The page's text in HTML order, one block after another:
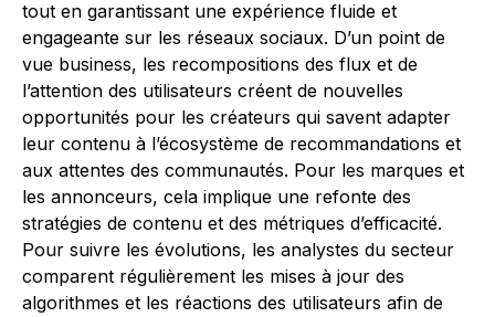
tout en garantissant une expérience fluide et
engageante sur les réseaux sociaux. D’un point de
vue business, les recompositions des flux et de
l’attention des utilisateurs créent de nouvelles
opportunités pour les créateurs qui savent adapter
leur contenu à l’écosystème de recommandations et
aux attentes des communautés. Pour les marques et
les annonceurs, cela implique une refonte des
stratégies de contenu et des métriques d’efficacité.
Pour suivre les évolutions, les analystes du secteur
comparent régulièrement les mises à jour des
algorithmes et les réactions des utilisateurs afin de